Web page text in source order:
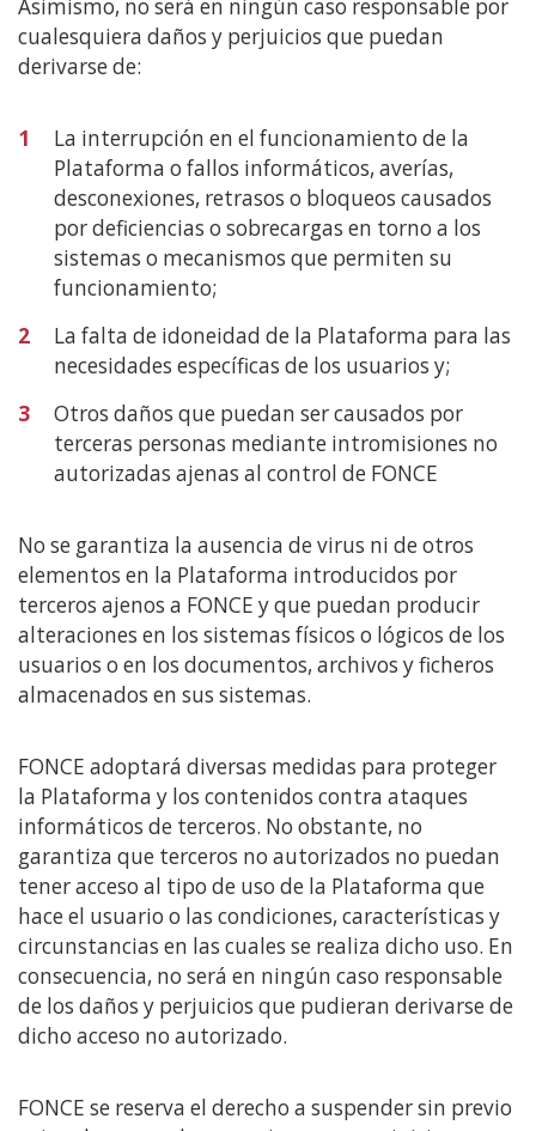
Asimismo, no será en ningún caso responsable por
cualesquiera daños y perjuicios que puedan
derivarse de:
1
La interrupción en el funcionamiento de la
Plataforma o fallos informáticos, averías,
desconexiones, retrasos o bloqueos causados
por deficiencias o sobrecargas en torno a los
sistemas o mecanismos que permiten su
funcionamiento;
2
La falta de idoneidad de la Plataforma para las
necesidades específicas de los usuarios y;
3
Otros daños que puedan ser causados por
terceras personas mediante intromisiones no
autorizadas ajenas al control de FONCE
No se garantiza la ausencia de virus ni de otros
elementos en la Plataforma introducidos por
terceros ajenos a FONCE y que puedan producir
alteraciones en los sistemas físicos o lógicos de los
usuarios o en los documentos, archivos y ficheros
almacenados en sus sistemas.
FONCE adoptará diversas medidas para proteger
la Plataforma y los contenidos contra ataques
informáticos de terceros. No obstante, no
garantiza que terceros no autorizados no puedan
tener acceso al tipo de uso de la Plataforma que
hace el usuario o las condiciones, características y
circunstancias en las cuales se realiza dicho uso. En
consecuencia, no será en ningún caso responsable
de los daños y perjuicios que pudieran derivarse de
dicho acceso no autorizado.
FONCE se reserva el derecho a suspender sin previo